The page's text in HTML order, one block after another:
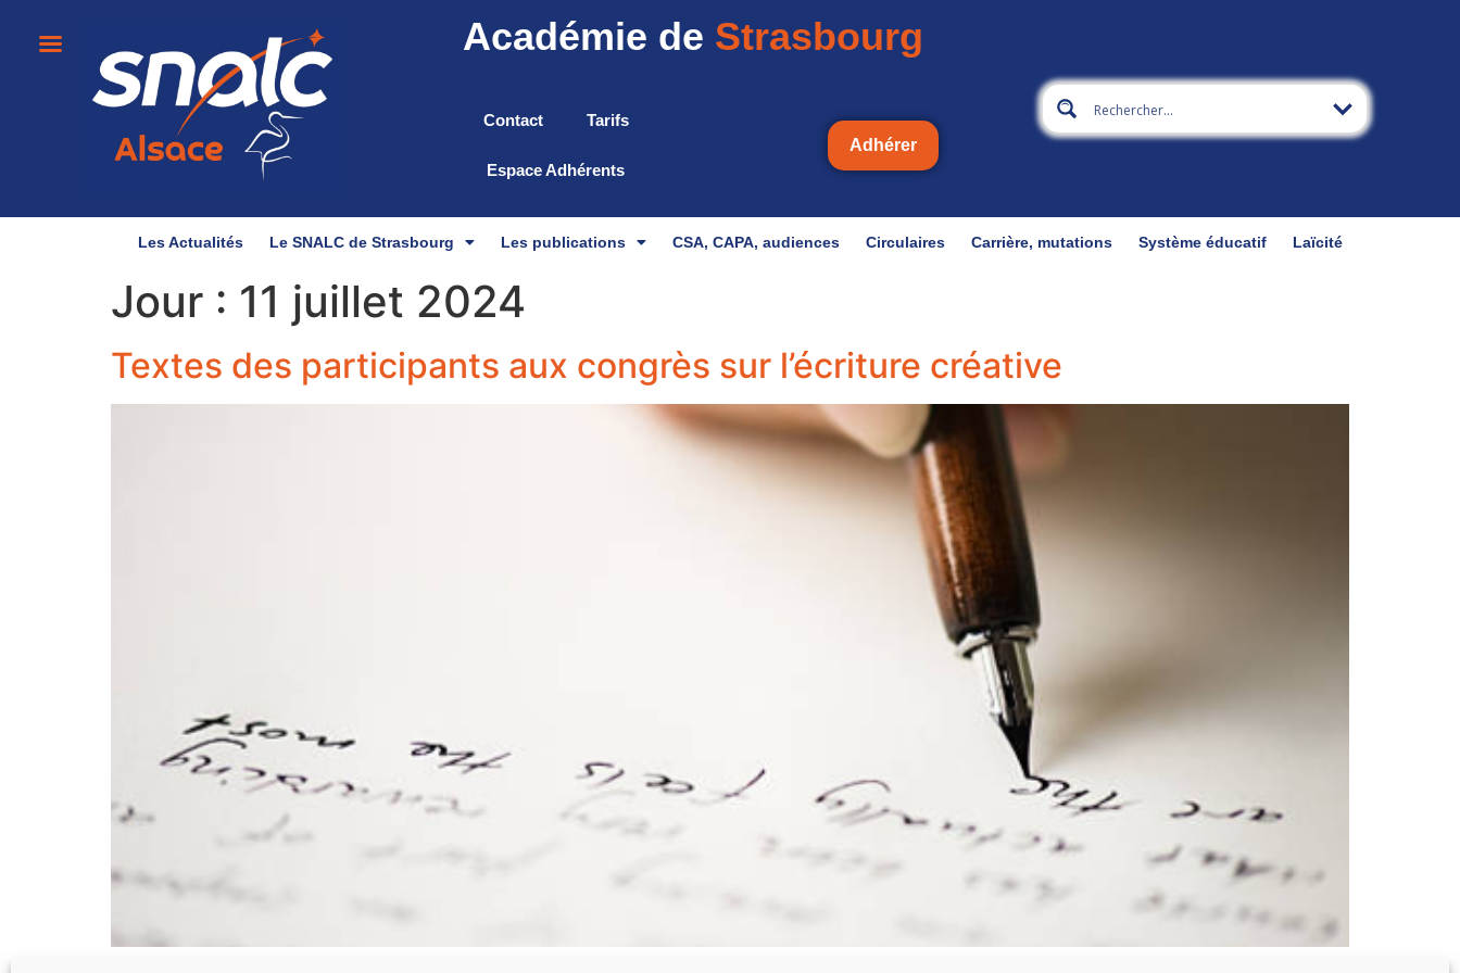
Académie de Strasbourg
Contact Tarifs
Espace Adhérents
Adhérer
Les Actualités Le SNALC de Strasbourg Les publications CSA, CAPA, audiences Circulaires Carrière, mutations Système éducatif Laïcité
Jour : 11 juillet 2024
Textes des participants aux congrès sur l’écriture créative